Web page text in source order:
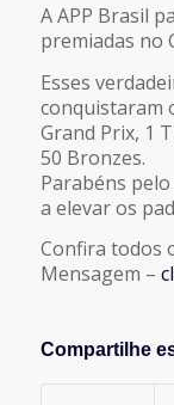
A APP Brasil
premiadas no
Esses
conquistaram
Grand Prix, 1
50 Bronzes.
Parabéns
a elevar os
Confira todos
Mensagem –
Compartilhe